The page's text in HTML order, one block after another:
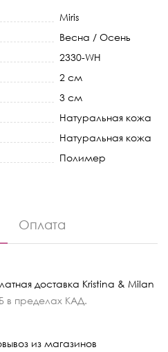
Miris
Весна / Осень
2330-WH
2 см
3 см
Натуральная кожа
Натуральная кожа
Полимер
Оплата
доставка Kristina & Milan
в пределах КАД.
из магазинов